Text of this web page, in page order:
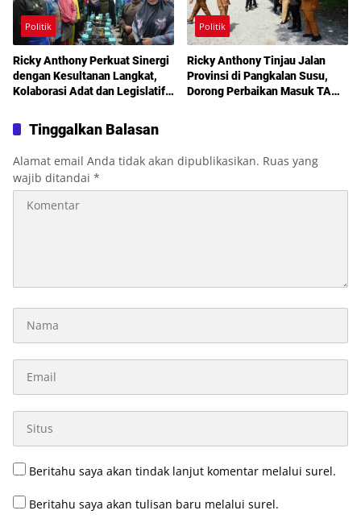
Politik
Ricky Anthony Perkuat Sinergi
dengan Kesultanan Langkat,
Kolaborasi Adat dan Legislatif
Politik
Ricky Anthony Tinjau Jalan
Provinsi di Pangkalan Susu,
Dorong Perbaikan Masuk TA
Tinggalkan Balasan
Alamat email Anda tidak akan dipublikasikan. Ruas yang
wajib ditandai *
Beritahu saya akan tindak lanjut komentar melalui surel.
Beritahu saya akan tulisan baru melalui surel.